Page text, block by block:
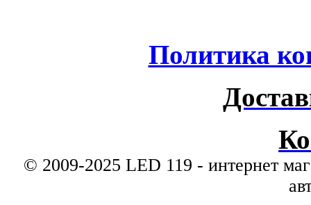
Политика
© 2009-2025 LED 119 - интернет